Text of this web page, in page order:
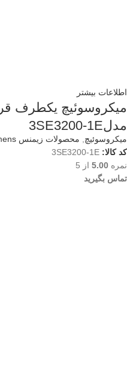
اطلاعات بیشتر
مدل3SE3200-1E
میکروسوئیچ محصولات زیمنس siemens
کد کالا: 3SE3200-1E
نمره 5.00 از 5
تماس بگیرید